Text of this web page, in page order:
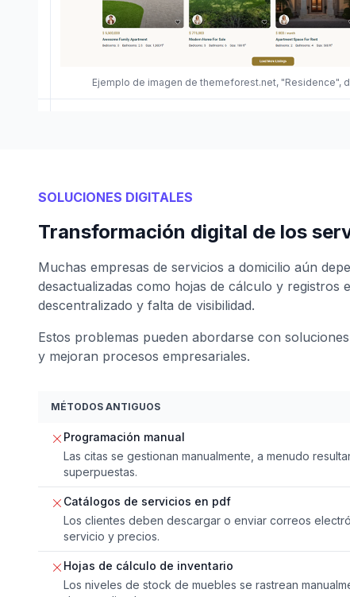
Ejemplo de imagen de themeforest.net, "Residence",
SOLUCIONES DIGITALES
Transformación digital de los
Muchas empresas de servicios a domicilio aún
desactualizadas como hojas de cálculo y registros
descentralizado y falta de visibilidad.
Estos problemas pueden abordarse con
y mejoran procesos empresariales.
MÉTODOS ANTIGUOS
Programación manual
Las citas se gestionan manualmente, a menudo
superpuestas.
Catálogos de servicios en pdf
Los clientes deben descargar o enviar correos
servicio y precios.
Hojas de cálculo de inventario
Los niveles de stock de muebles se rastrean